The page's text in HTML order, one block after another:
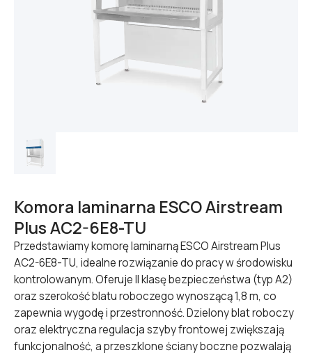
Komora laminarna ESCO Airstream
Plus AC2-6E8-TU
Przedstawiamy komorę laminarną ESCO Airstream Plus
AC2-6E8-TU, idealne rozwiązanie do pracy w środowisku
kontrolowanym. Oferuje II klasę bezpieczeństwa (typ A2)
oraz szerokość blatu roboczego wynoszącą 1,8 m, co
zapewnia wygodę i przestronność. Dzielony blat roboczy
oraz elektryczna regulacja szyby frontowej zwiększają
funkcjonalność, a przeszklone ściany boczne pozwalają